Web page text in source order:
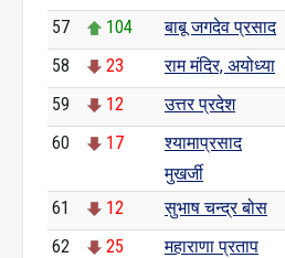
57
104 बाबू जगदेव प्रसाद
58
23 राम मंदिर, अयोध्या
59
12 उत्तर प्रदेश
60
17
श्यामाप्रसाद
मुखर्जी
61 12 सुभाष चन्द्र बोस
62
25 महाराणा प्रताप